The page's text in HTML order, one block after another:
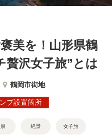
美を！山形県鶴
贅沢女子旅”とは
鶴岡市街地
プ設置箇所
絶景 女子旅